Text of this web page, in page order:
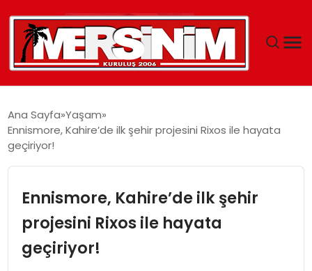
YAŞAM
EĞITIM
Ana Sayfa Yaşam
Ennismore, Kahire’de ilk şehir projesini Rixos ile hayata
geçiriyor!
Ennismore, Kahire’de ilk şehir
projesini Rixos ile hayata
geçiriyor!